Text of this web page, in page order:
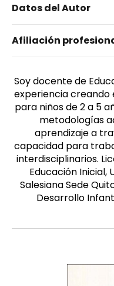
Datos del Autor
Palacios-
Afiliación
Soy docente de
experiencia creando
para niños de 2 a 5
metodologías
aprendizaje a
capacidad para
interdisciplinarios.
Educación Inicial,
Salesiana Sede
Desarrollo